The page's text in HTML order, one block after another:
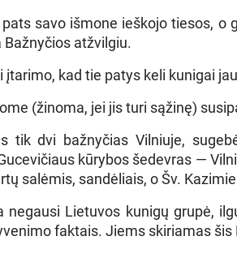
savo išmone ieškojo tiesos, o
atžvilgiu.
įtarimo, kad tie patys keli kunigai
(žinoma, jei jis turi sąžinę)
tik dvi bažnyčias Vilniuje,
kūrybos šedevras —
salėmis, sandėliais, o Šv.
negausi Lietuvos kunigų grupė,
faktais. Jiems skiriamas